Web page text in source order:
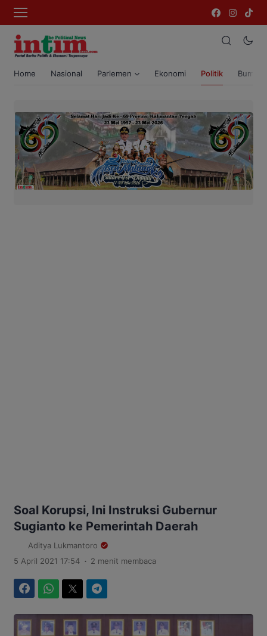
Home Nasional Parlemen Ekonomi Politik Bumi
Soal Korupsi, Ini Instruksi Gubernur
Sugianto ke Pemerintah Daerah
Aditya Lukmantoro
5 April 2021 17:54 . 2 menit membaca